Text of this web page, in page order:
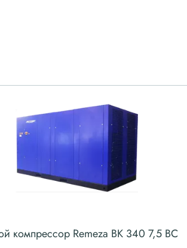
компрессор Remeza ВК 340 7,5 ВС